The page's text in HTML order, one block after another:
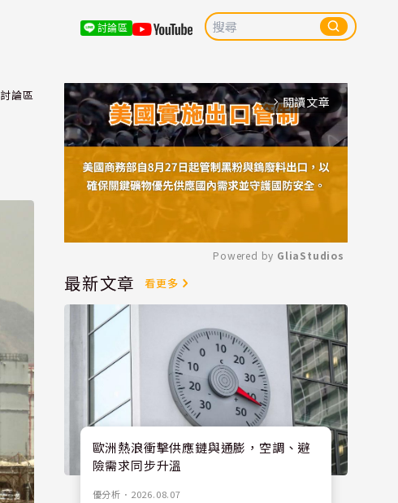
討論區
討論區 arrow_forward_ios 閱讀文章
Mute
Powered by GliaStudios
最新文章 看更多
歐洲熱浪衝擊供應鏈與通膨，空調、避
險需求同步升溫
優分析 ． 2026.08.07